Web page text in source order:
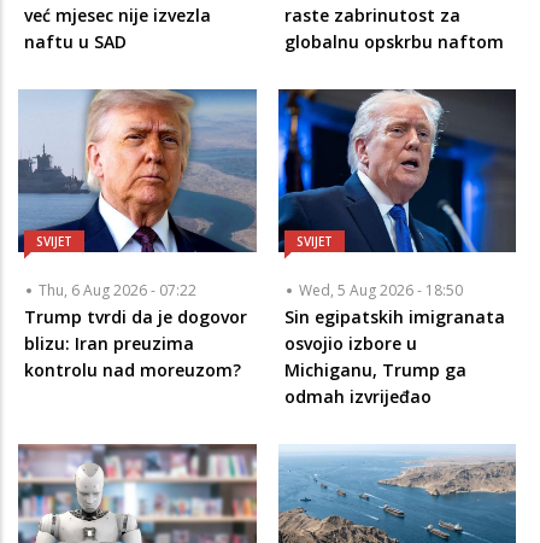
već mjesec nije izvezla
naftu u SAD
raste zabrinutost za
globalnu opskrbu naftom
SVIJET
Thu, 6 Aug 2026 - 07:22
Trump tvrdi da je dogovor
blizu: Iran preuzima
kontrolu nad moreuzom?
SVIJET
Wed, 5 Aug 2026 - 18:50
Sin egipatskih imigranata
osvojio izbore u
Michiganu, Trump ga
odmah izvrijeđao